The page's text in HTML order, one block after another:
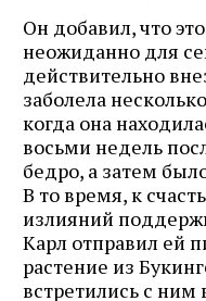
Он добавил, что
неожиданно для
действительно
заболела
когда она
восьми недель
бедро, а затем
В то время, к
излияний
Карл отправил ей
растение из
встретились с